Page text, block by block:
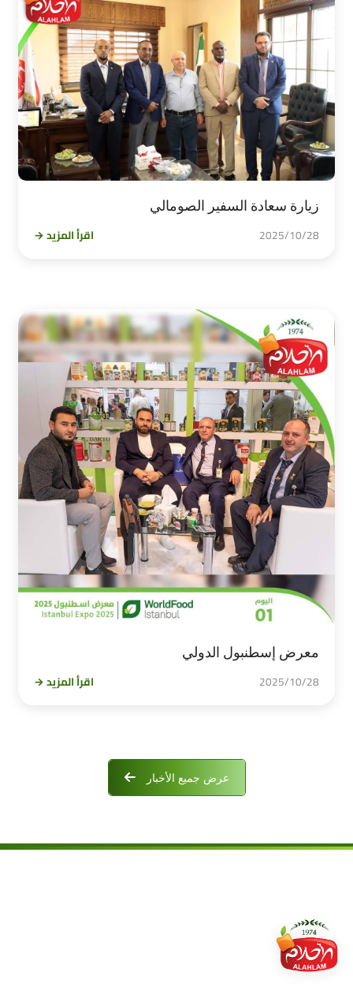
زيارة سعادة السفير الصومالي
2025/10/28 اقرأ المزيد →
معرض إسطنبول الدولي
2025/10/28 اقرأ المزيد →
عرض جميع الأخبار